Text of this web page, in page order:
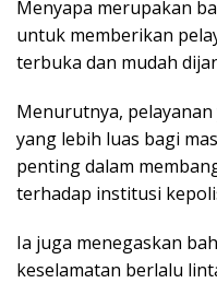
Menyapa merupakan
untuk memberikan
terbuka dan mudah
Menurutnya,
yang lebih luas bagi
penting dalam
terhadap institusi
Ia juga menegaskan
keselamatan berlalu